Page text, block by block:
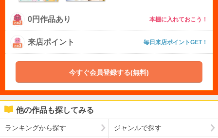
0円作品あり 本棚に入れておこう！
来店ポイント 毎日来店ポイントGET！
今すぐ会員登録する(無料)
他の作品も探してみる
ランキングから探す ジャンルで探す